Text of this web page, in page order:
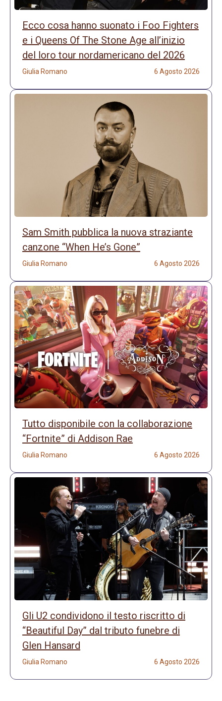
Ecco cosa hanno suonato i Foo Fighters
e i Queens Of The Stone Age all’inizio
del loro tour nordamericano del 2026
Giulia Romano 6 Agosto 2026
Sam Smith pubblica la nuova straziante
canzone “When He’s Gone”
Giulia Romano 6 Agosto 2026
Tutto disponibile con la collaborazione
“Fortnite” di Addison Rae
Giulia Romano 6 Agosto 2026
Gli U2 condividono il testo riscritto di
“Beautiful Day” dal tributo funebre di
Glen Hansard
Giulia Romano 6 Agosto 2026